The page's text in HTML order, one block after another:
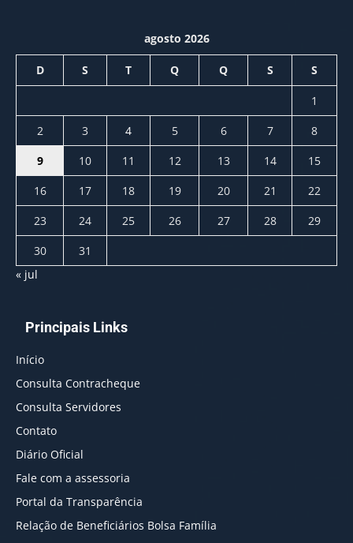
agosto 2026
D S T Q Q S S
1
2
3 4 5 6 7
8
9
10 11 12 13 14
15
16
17 18 19 20 21
22
23
24 25 26 27 28
29
30
31
« jul
Principais Links
Início
Consulta Contracheque
Consulta Servidores
Contato
Diário Oficial
Fale com a assessoria
Portal da Transparência
Relação de Beneficiários Bolsa Família